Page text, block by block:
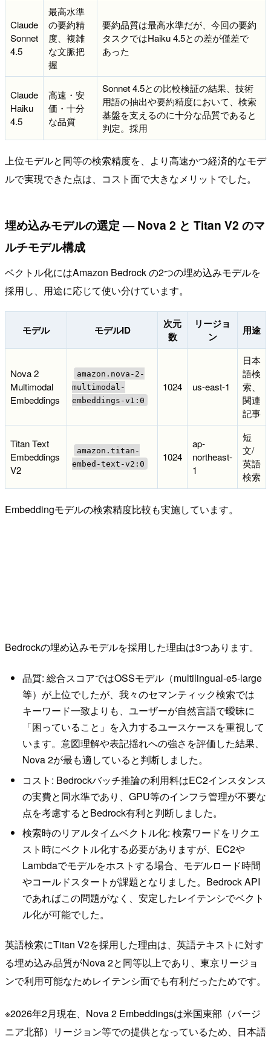
Claude
Sonnet
4.5
最高水準
の要約精
度、複雑
な文脈把
握
要約品質は最高水準だが、今回の要約
タスクではHaiku 4.5との差が僅差で
あった
Claude
Haiku
4.5
高速・安
価・十分
な品質
Sonnet 4.5との比較検証の結果、技術
用語の抽出や要約精度において、検索
基盤を支えるのに十分な品質であると
判定。採用
上位モデルと同等の検索精度を、より高速かつ経済的なモデ
ルで実現できた点は、コスト面で大きなメリットでした。
埋め込みモデルの選定 — Nova 2 と Titan V2 のマ
ルチモデル構成
ベクトル化にはAmazon Bedrock の2つの埋め込みモデルを
採用し、用途に応じて使い分けています。
モデル モデルID
次元
数
リージョ
ン
用途
Nova 2
Multimodal
Embeddings
amazon.nova-2-
multimodal-
embeddings-v1:0
1024 us-east-1
日本
語検
索、
関連
記事
Titan Text
Embeddings
V2
amazon.titan-
embed-text-v2:0
1024
ap-
northeast-
1
短
文/
英語
検索
Embeddingモデルの検索精度比較も実施しています。
Bedrockの埋め込みモデルを採用した理由は3つあります。
品質: 総合スコアではOSSモデル（multilingual-e5-large
等）が上位でしたが、我々のセマンティック検索では
キーワード一致よりも、ユーザーが自然言語で曖昧に
「困っていること」を入力するユースケースを重視して
います。意図理解や表記揺れへの強さを評価した結果、
Nova 2が最も適していると判断しました。
コスト: Bedrockバッチ推論の利用料はEC2インスタンス
の実費と同水準であり、GPU等のインフラ管理が不要な
点を考慮するとBedrock有利と判断しました。
検索時のリアルタイムベクトル化: 検索ワードをリクエ
スト時にベクトル化する必要がありますが、EC2や
Lambdaでモデルをホストする場合、モデルロード時間
やコールドスタートが課題となりました。Bedrock API
であればこの問題がなく、安定したレイテンシでベクト
ル化が可能でした。
英語検索にTitan V2を採用した理由は、英語テキストに対す
る埋め込み品質がNova 2と同等以上であり、東京リージョ
ンで利用可能なためレイテンシ面でも有利だったためです。
※2026年2月現在、Nova 2 Embeddingsは米国東部（バージ
ニア北部）リージョン等での提供となっているため、日本語